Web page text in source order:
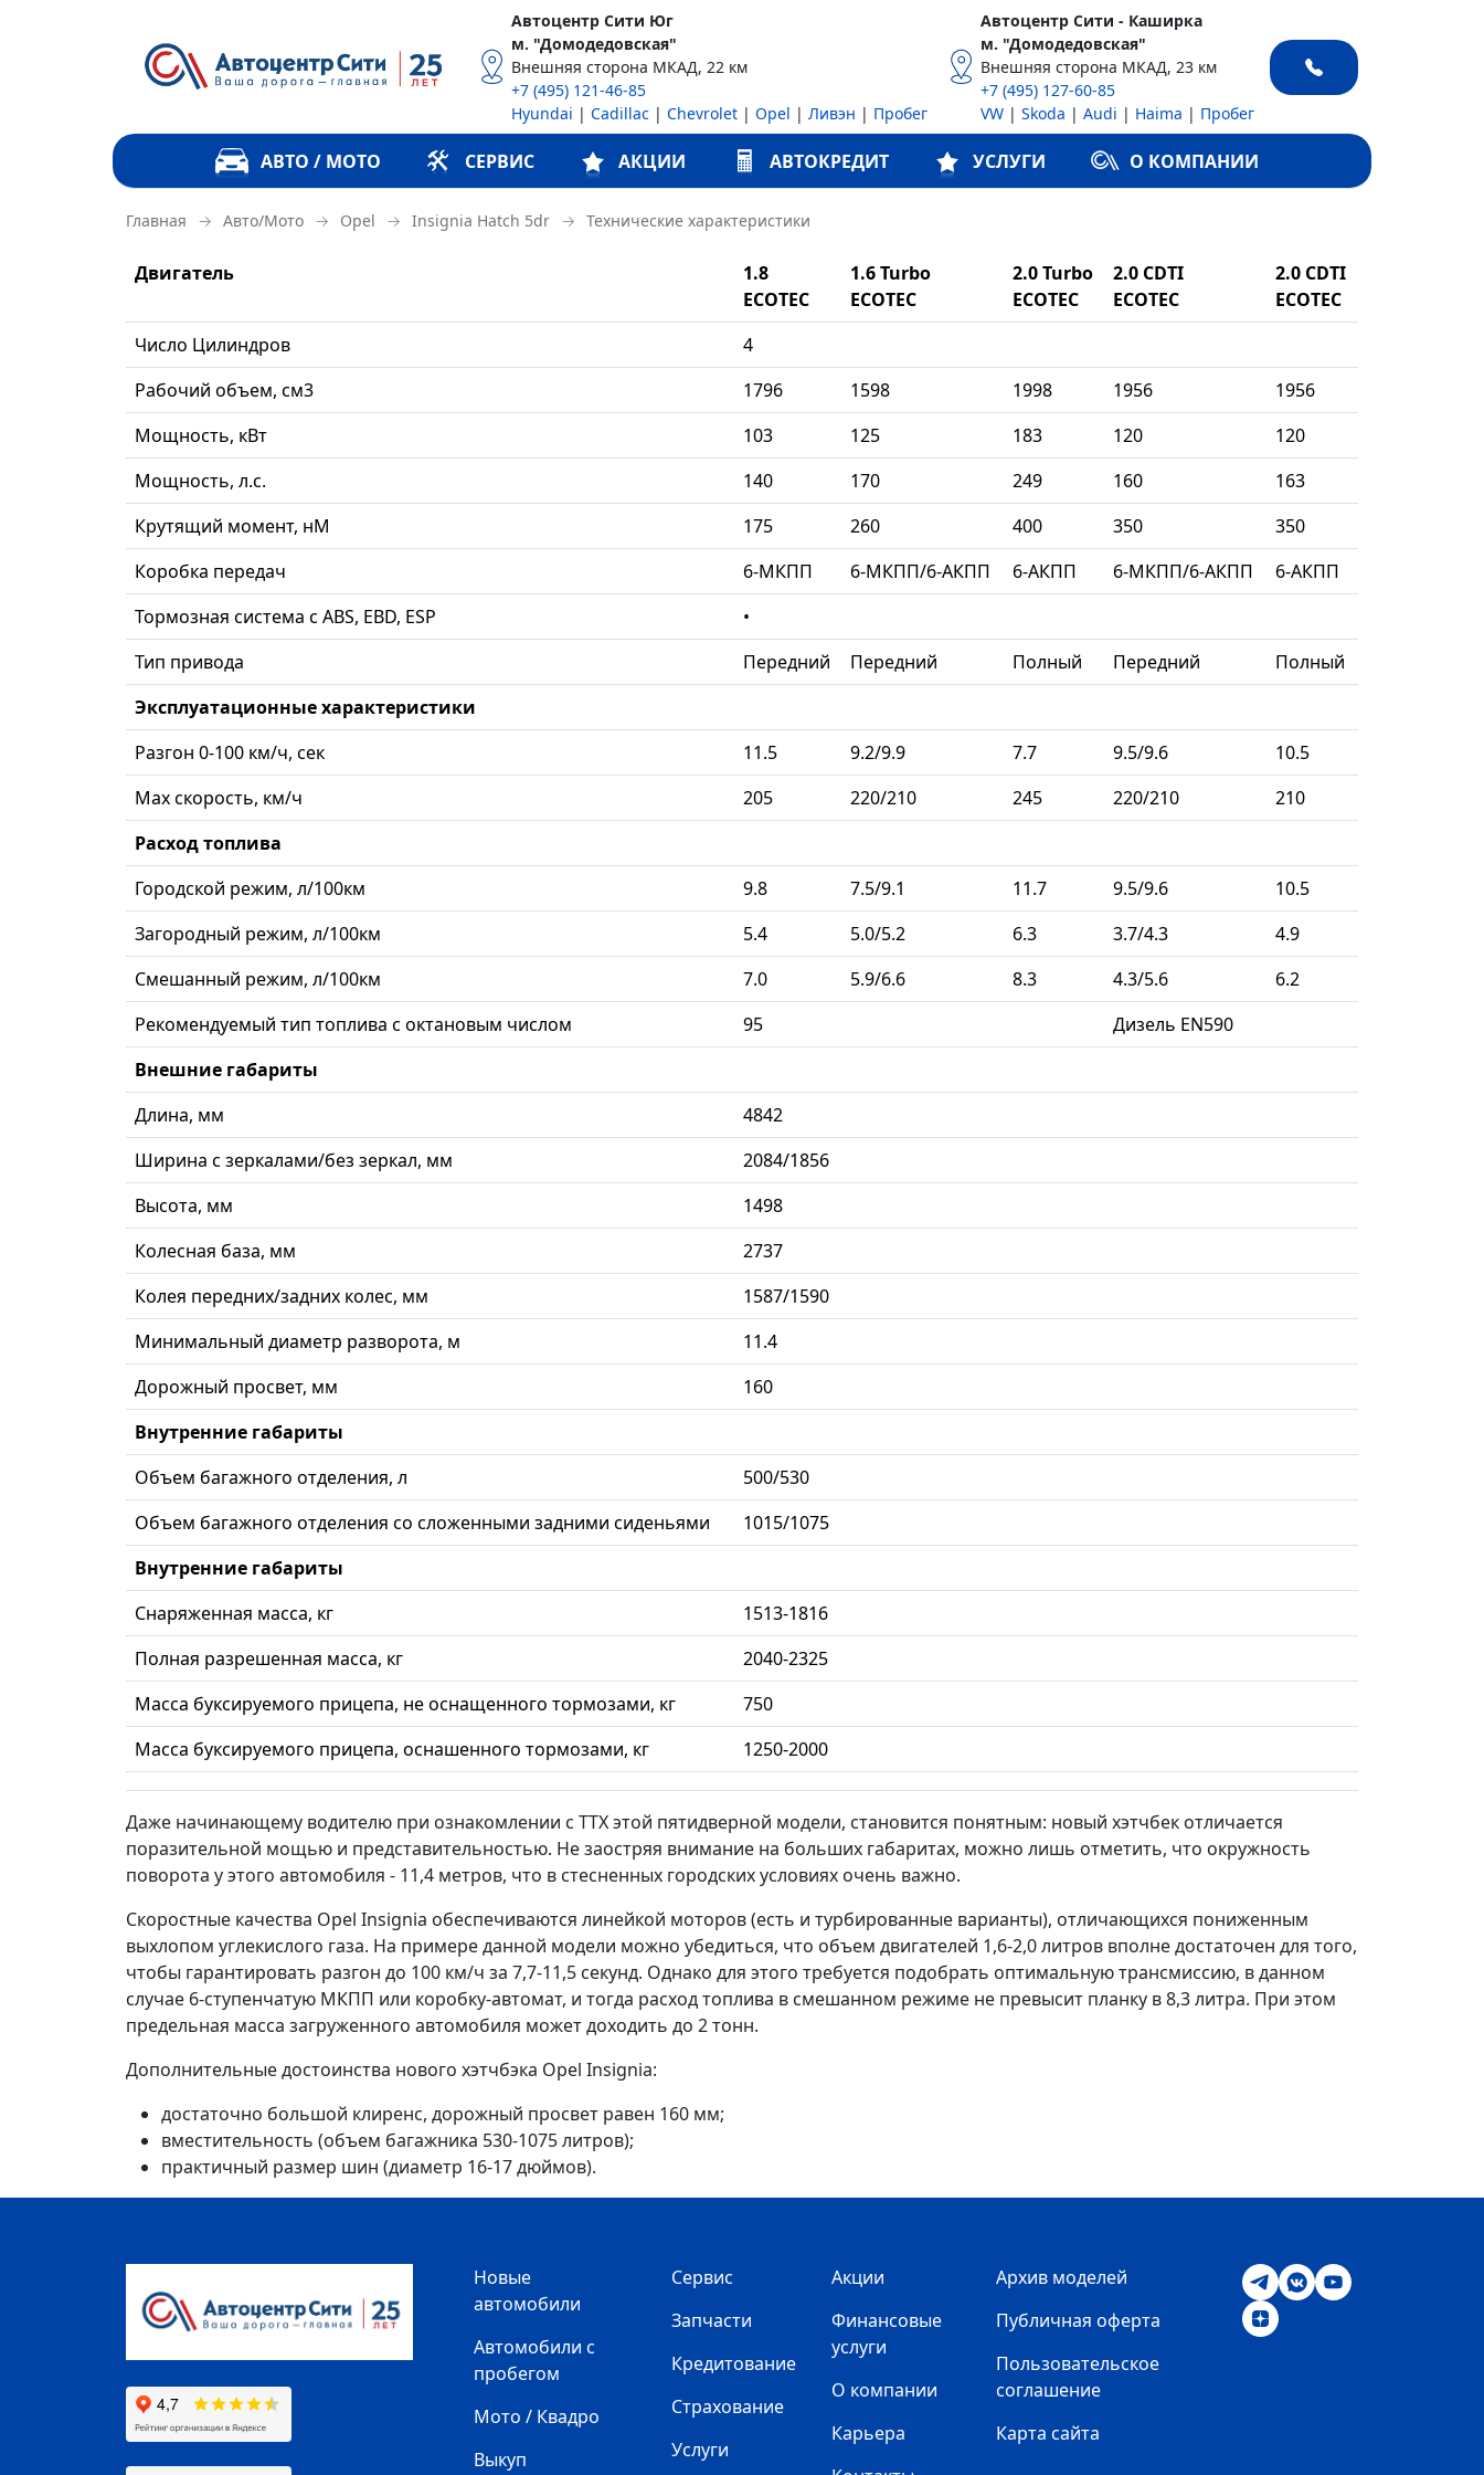
Автоцентр Сити Юг
м. "Домодедовская"
Внешняя сторона МКАД, 22 км
+7 (495) 121-46-85
Hyundai | Cadillac| Chevrolet| Opel | Ливэн | Пробег
Автоцентр Сити - Каширка
м. "Домодедовская"
Внешняя сторона МКАД, 23 км
+7 (495) 127-60-85
VW |Skoda |Audi | Haima | Пробег
АВТО / МОТО СЕРВИС АКЦИИ АВТОКРЕДИТ УСЛУГИ О КОМПАНИИ
Главная → Авто/Мото → Opel → Insignia Hatch 5dr → Технические характеристики
Двигатель
1.8
ECOTEC
1.6 Turbo
ECOTEC
2.0 Turbo
ECOTEC
2.0 CDTI
ECOTEC
2.0 CDTI
ECOTEC
Число Цилиндров
4
Рабочий объем, см3
1796 1598 1998 1956
1956
Мощность, кВт
103 125 183 120
120
Мощность, л.с.
140 170 249 160
163
Крутящий момент, нМ
175 260 400 350
350
Коробка передач
6-МКПП 6-МКПП/6-АКПП 6-АКПП 6-МКПП/6-АКПП
6-АКПП
Тормозная система с ABS, EBD, ESP
•
Тип привода
Передний Передний Полный Передний
Полный
Эксплуатационные характеристики
Разгон 0-100 км/ч, сек
11.5 9.2/9.9 7.7 9.5/9.6
10.5
Max скорость, км/ч
205 220/210 245 220/210
210
Расход топлива
Городской режим, л/100км
9.8 7.5/9.1 11.7 9.5/9.6
10.5
Загородный режим, л/100км
5.4 5.0/5.2 6.3 3.7/4.3
4.9
Смешанный режим, л/100км
7.0 5.9/6.6 8.3 4.3/5.6
6.2
Рекомендуемый тип топлива с октановым числом
95
Дизель EN590
Внешние габариты
Длина, мм
4842
Ширина с зеркалами/без зеркал, мм
2084/1856
Высота, мм
1498
Колесная база, мм
2737
Колея передних/задних колес, мм
1587/1590
Минимальный диаметр разворота, м
11.4
Дорожный просвет, мм
160
Внутренние габариты
Объем багажного отделения, л
500/530
Объем багажного отделения со сложенными задними сиденьями
1015/1075
Внутренние габариты
Снаряженная масса, кг
1513-1816
Полная разрешенная масса, кг
2040-2325
Масса буксируемого прицепа, не оснащенного тормозами, кг
750
Масса буксируемого прицепа, оснашенного тормозами, кг
1250-2000
Даже начинающему водителю при ознакомлении с ТТХ этой пятидверной модели, становится понятным: новый хэтчбек отличается
поразительной мощью и представительностью. Не заостряя внимание на больших габаритах, можно лишь отметить, что окружность
поворота у этого автомобиля - 11,4 метров, что в стесненных городских условиях очень важно.
Скоростные качества Opel Insignia обеспечиваются линейкой моторов (есть и турбированные варианты), отличающихся пониженным
выхлопом углекислого газа. На примере данной модели можно убедиться, что объем двигателей 1,6-2,0 литров вполне достаточен для того,
чтобы гарантировать разгон до 100 км/ч за 7,7-11,5 секунд. Однако для этого требуется подобрать оптимальную трансмиссию, в данном
случае 6-ступенчатую МКПП или коробку-автомат, и тогда расход топлива в смешанном режиме не превысит планку в 8,3 литра. При этом
предельная масса загруженного автомобиля может доходить до 2 тонн.
Дополнительные достоинства нового хэтчбэка Opel Insignia:
достаточно большой клиренс, дорожный просвет равен 160 мм;
вместительность (объем багажника 530-1075 литров);
практичный размер шин (диаметр 16-17 дюймов).
Новые
автомобили
Автомобили с
пробегом
Мото / Квадро
Выкуп
Сервис
Запчасти
Кредитование
Страхование
Услуги
Акции
Финансовые
услуги
О компании
Карьера
Архив моделей
Публичная оферта
Пользовательское
соглашение
Карта сайта